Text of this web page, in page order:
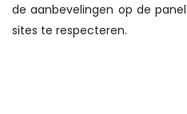
de aanbevelingen op de
sites te respecteren.